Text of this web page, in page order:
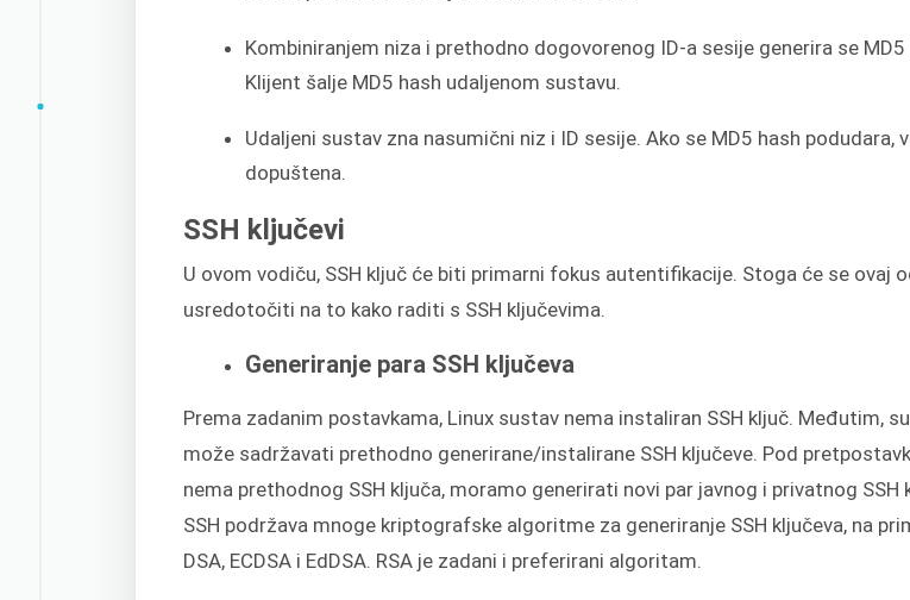
Kombiniranjem niza i prethodno dogovorenog ID-a sesije generira se MD5
Klijent šalje MD5 hash udaljenom sustavu.
Udaljeni sustav zna nasumični niz i ID sesije. Ako se MD5 hash podudara,
dopuštena.
SSH ključevi
U ovom vodiču, SSH ključ će biti primarni fokus autentifikacije. Stoga će se ovaj
usredotočiti na to kako raditi s SSH ključevima.
Generiranje para SSH ključeva
Prema zadanim postavkama, Linux sustav nema instaliran SSH ključ. Međutim,
može sadržavati prethodno generirane/instalirane SSH ključeve. Pod
nema prethodnog SSH ključa, moramo generirati novi par javnog i privatnog SSH
SSH podržava mnoge kriptografske algoritme za generiranje SSH ključeva, na
DSA, ECDSA i EdDSA. RSA je zadani i preferirani algoritam.